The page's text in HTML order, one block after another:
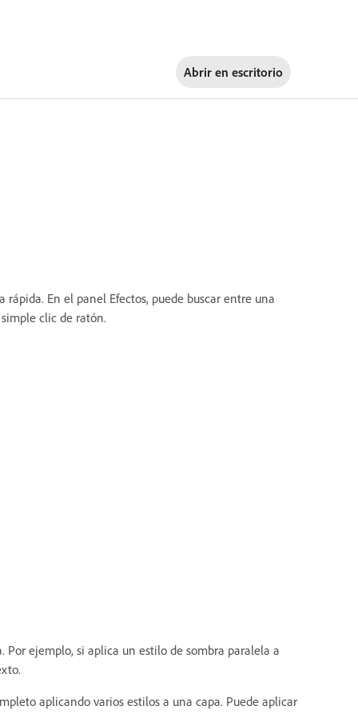
Abrir en escritorio
En el panel Efectos, puede buscar entre una
clic de ratón.
ejemplo, si aplica un estilo de sombra paralela a
aplicando varios estilos a una capa. Puede aplicar